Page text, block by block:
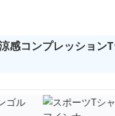
感コンプレッション